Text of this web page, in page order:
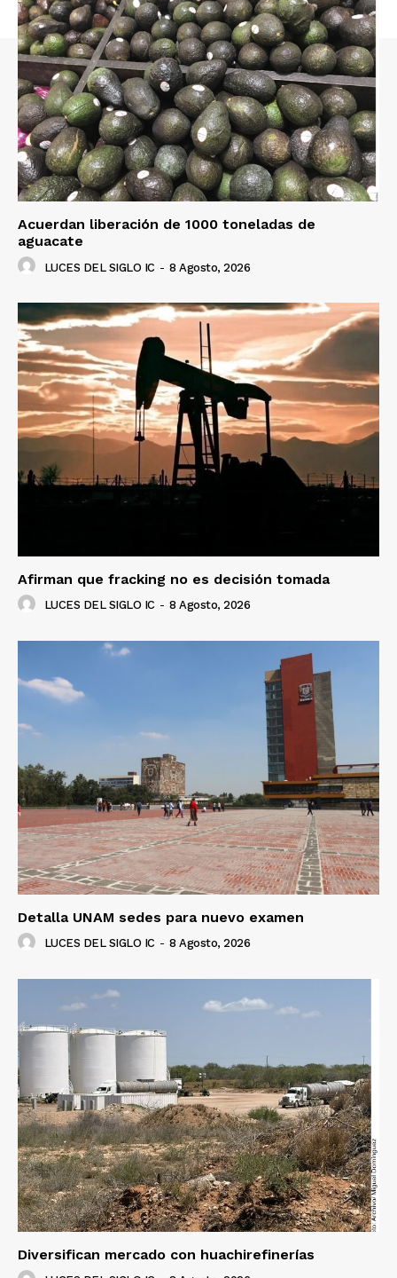
Acuerdan liberación de 1000 toneladas de
aguacate
LUCES DEL SIGLO IC - 8 Agosto, 2026
Afirman que fracking no es decisión tomada
LUCES DEL SIGLO IC - 8 Agosto, 2026
Detalla UNAM sedes para nuevo examen
LUCES DEL SIGLO IC - 8 Agosto, 2026
Diversifican mercado con huachirefinerías